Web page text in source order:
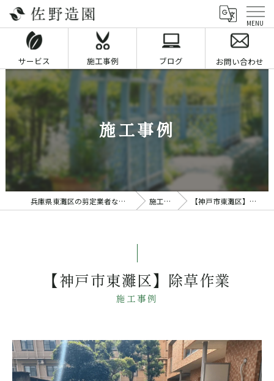
サービス 施工事例 ブログ お問い合わせ
施工事例
兵庫県東灘区の剪定業者なら佐野造園 施工事例 【神戸市東灘区】除草作業
施工事例
【神戸市東灘区】除草作業